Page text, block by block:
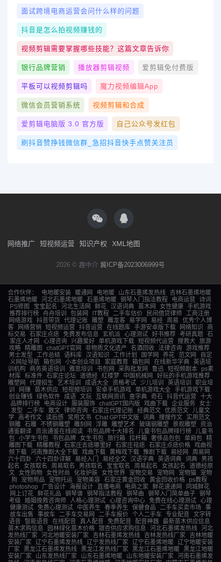
面试跨境电商运营会问什么样的问题
抖音是怎么拍视频赚钱的
视频剪辑需要掌握哪些技能？这篇文章告诉你
银行品牌营销 播放器剪辑视频 爱剪辑免付费版
平板可以视频剪辑吗 魔力视频编辑app
微信会员营销系统 视频剪辑和合成
爱剪辑电脑版 3.0 官方版 自己公众号发红包
刷抖音赞挣钱微信群_急招抖音快手点赞关注员
网络推广 短视频运营 知识产权 XML地图
2026 © 趣中介 冀ICP备2023006999号
合作伙伴： 电地暖安装 暖通网 电地暖 山东石墨烯发热线
吉林石墨烯地暖
石墨烯地暖
河北石墨烯地暖 石墨烯地暖 钢琴入门指法教程 电商运营
诗词
PS修图
宝宝起名 河北生活网 鲜花 汉语词典 苗木网 女性健康 手机游戏
推荐排行榜
舟舟培训 包装网 IT教程 二手车估价 民间借贷律师
工商注册
网络游戏 抖音带货 代理记账 雕塑 雕龙客 易学网 易经 周易
优秀个人博
客
网络营销 短视频运营 抖音运营 在线题库 手游安卓版下载 网络知识
商
标交易
石家庄点痣 免费发布信息 玄机派 心理测试 好书推荐 考研真题 石
家庄人才网
心理咨询 兴趣爱好 单机游戏下载 短视频代运营 搜救犬 旅游
攻略 精雕图 chatGPT官网 非物质文化遗产 名酒回收 法律咨询 游戏推荐
男士发型
工作总结 语料库 汉语知识 工作计划 国学网 养花 范文网
自定
义网址导航 箱包网 小本创业项目 家庭教育 箱包网 在线新华字典 英语培
训机构
商务英语培训 雅思培训 书包网 采购批发网 鲁迅 短视频剧本
ps素
材库
标准件 石家庄论坛 道德经 红楼梦 中国机械网
好玩的手机游戏推荐
雕塑网
代理招生 艺术培训 成语大全 资格考试 少儿培训 英语培训
职业培
训
网赚 苗木供应 短视频培训 安卓手机游戏 单机游戏大全
手机游戏下载
创业赚钱
绿色软件 成语 文玩 互联网资讯 查字典 奇石 抖音代运营 十大
品牌排行榜
电商设计 服装服饰 chatGPT国内版 戏曲下载 企业服务
女士
发型
二手车 散文 律师咨询 石家庄代理记账 经典范文 优质范文
儿童文
学 高考作文 读后感 常用文书 Chat GPT中文版 词典 搜搜作文
实用范文
铜雕 石雕 不锈钢雕塑 雕刻网 浮雕 雕塑艺术 玻璃钢雕塑 景观雕塑
资治
通鉴翻译
资治通鉴在线阅读 书包品牌十大排名 儿童书包品牌排行榜
儿童书
包 小学生书包 书包品牌 女生书包 旅行箱 拉杆箱 奢侈品包包 单肩包 精
雕图下载 精雕教程 石家庄去痣哪里好 石家庄祛痣 石家庄点痣价格 戏曲视
频下载
河南豫剧大全下载 戏曲下载 黄梅戏下载 豫剧下载 易经网
周易网
六十四卦
六十四卦详解 易经入门 易经全文 汉语字典 英语词典 词典
男孩
起名
女孩取名 周易取名 男孩取名 宝宝取名 周易起名 女孩起名
道德经原
文 女性购物 女性时尚 化妆护肤 女性世界 宠物交易 宠物网 宠物猫
宠物
狗
宠物用品 宠物托运 宠物美容 石家庄黄金回收 黄金回收价格
ps教程
photoshop
广告设计 海报设计 直播电商 电商之家 鲜花速递网
同城鲜花
网上订花 鲜花礼品 钢琴谱 钢琴指法教程 钢琴曲 钢琴入门简单曲子 钢琴
考级
婚姻挽救咨询师 人格心理测试 心理咨询中心 免费在线心理测试 心理
健康测试
免费心理测试 中医养生 春季养生 保健食品 二手车买卖市场
事
故车出售
事故车 二手车交易网 二手车报价 个人二手车 专业配音 文字转
语音
智能语音 在线配音 真人配音 免费配音 配音神器
最新苗木供应信息
苗木求购信息
园林绿化苗木价格 银杏供应求购信息 河北石墨烯发热线
河北
发热线厂家
河北地暖安装厂家 吉林石墨烯发热线 吉林发热线厂家
吉林地暖
安装厂家
辽宁石墨烯发热线 辽宁发热线厂家 辽宁石墨烯地暖 辽宁地暖安装
厂家
黑龙江石墨烯发热线 黑龙江发热线厂家 黑龙江石墨烯地暖 黑龙江地暖
安装厂家
山东发热线厂家 山东石墨烯地暖 山东地暖安装厂家
河南石墨烯发